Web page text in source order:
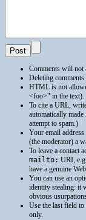
Comments will not
Deleting
HTML is not
<foo>
in the text).
To cite a URL,
automatically
attempt to spam.)
Your email
(the moderator) a
To leave a contact
mailto: URI, e.g.
have a genuine
You can use an
identity stealing: it
obvious
Use the last field
only.